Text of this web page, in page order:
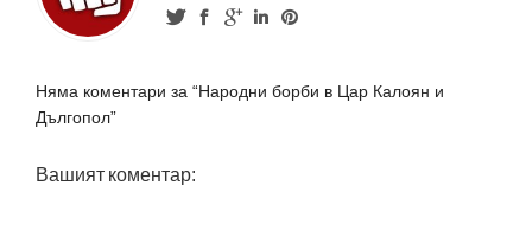
Няма коментари за “Народни борби в Цар Калоян и
Дългопол”
Вашият коментар: